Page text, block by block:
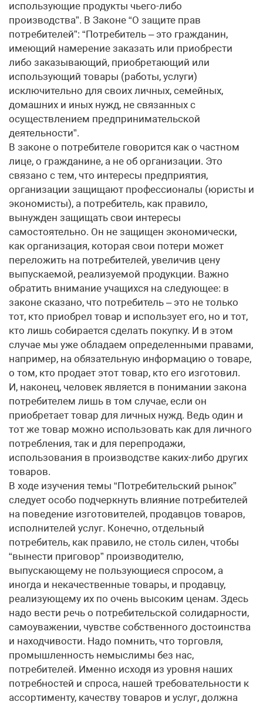
использующие продукты чьего-либо
производства”. В Законе “О защите прав
потребителей”: “Потребитель – это гражданин,
имеющий намерение заказать или приобрести
либо заказывающий, приобретающий или
использующий товары (работы, услуги)
исключительно для своих личных, семейных,
домашних и иных нужд, не связанных с
осуществлением предпринимательской
деятельности”.
В законе о потребителе говорится как о частном
лице, о гражданине, а не об организации. Это
связано с тем, что интересы предприятия,
организации защищают профессионалы (юристы и
экономисты), а потребитель, как правило,
вынужден защищать свои интересы
самостоятельно. Он не защищен экономически,
как организация, которая свои потери может
переложить на потребителей, увеличив цену
выпускаемой, реализуемой продукции. Важно
обратить внимание учащихся на следующее: в
законе сказано, что потребитель – это не только
тот, кто приобрел товар и использует его, но и тот,
кто лишь собирается сделать покупку. И в этом
случае мы уже обладаем определенными правами,
например, на обязательную информацию о товаре,
о том, кто продает этот товар, кто его изготовил.
И, наконец, человек является в понимании закона
потребителем лишь в том случае, если он
приобретает товар для личных нужд. Ведь один и
тот же товар можно использовать как для личного
потребления, так и для перепродажи,
использования в производстве каких-либо других
товаров.
В ходе изучения темы “Потребительский рынок”
следует особо подчеркнуть влияние потребителей
на поведение изготовителей, продавцов товаров,
исполнителей услуг. Конечно, отдельный
потребитель, как правило, не столь силен, чтобы
“вынести приговор” производителю,
выпускающему не пользующиеся спросом, а
иногда и некачественные товары, и продавцу,
реализующему их по очень высоким ценам. Здесь
надо вести речь о потребительской солидарности,
самоуважении, чувстве собственного достоинства
и находчивости. Надо помнить, что торговля,
промышленность немыслимы без нас,
потребителей. Именно исходя из уровня наших
потребностей и спроса, нашей требовательности к
ассортименту, качеству товаров и услуг, должна